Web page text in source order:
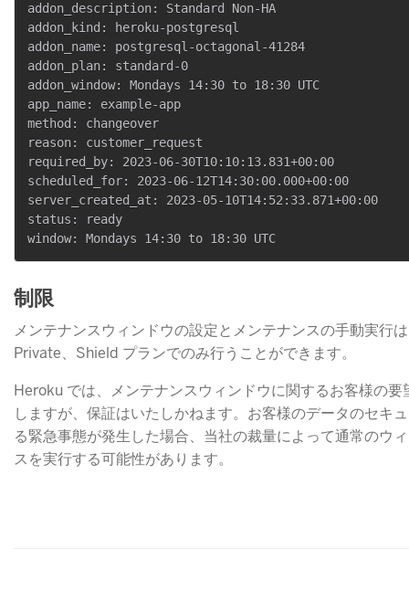
addon_description: Standard Non-HA
addon_kind: heroku-postgresql
addon_name: postgresql-octagonal-41284
addon_plan: standard-0
addon_window: Mondays 14:30 to 18:30 UTC
app_name: example-app
method: changeover
reason: customer_request
required_by: 2023-06-30T10:10:13.831+00:00
scheduled_for: 2023-06-12T14:30:00.000+00:00
server_created_at: 2023-05-10T14:52:33.871+00:00
status: ready
制限
メンテナンスウィンドウの設定とメンテナンスの手動実行
Private、Shield プランでのみ行うことができます。
Heroku では、メンテナンスウィンドウに関するお客様の
しますが、保証はいたしかねます。お客様のデータのセキ
る緊急事態が発生した場合、当社の裁量によって通常のウ
スを実行する可能性があります。